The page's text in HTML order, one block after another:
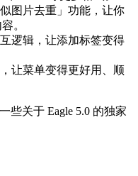
图片去重」功能，让你
。
逻辑，让添加标签变得
让菜单变得更好用、顺
关于 Eagle 5.0 的独家